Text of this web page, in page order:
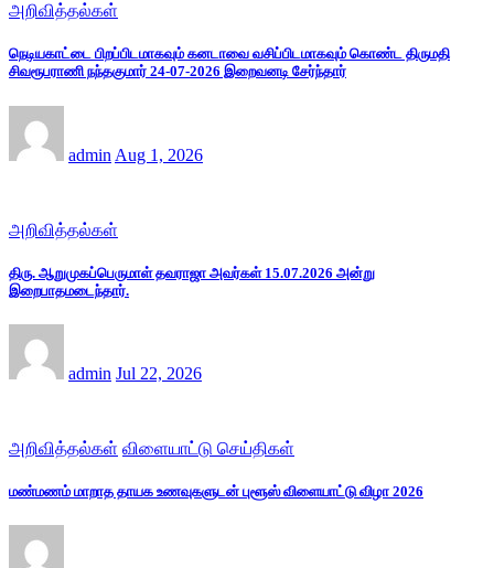
அறிவித்தல்கள்
நெடியகாட்டை பிறப்பிடமாகவும் கனடாவை வசிப்பிடமாகவும் கொண்ட திருமதி
சிவரூபராணி நந்தகுமார் 24-07-2026 இறைவனடி சேர்ந்தார்
admin Aug 1, 2026
அறிவித்தல்கள்
திரு. ஆறுமுகப்பெருமாள் தவராஜா அவர்கள் 15.07.2026 அன்று
இறைபாதமடைந்தார்.
admin Jul 22, 2026
அறிவித்தல்கள் விளையாட்டு செய்திகள்
மண்மணம் மாறாத தாயக உணவுகளுடன் புளூஸ் விளையாட்டு விழா 2026